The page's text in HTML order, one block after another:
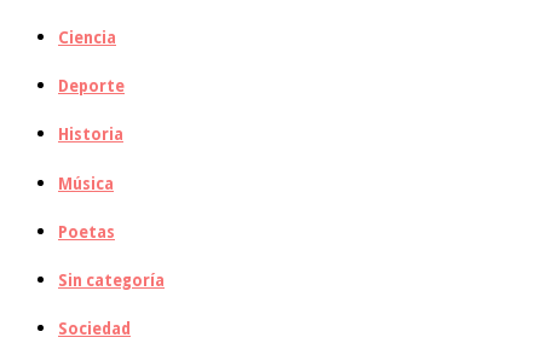
Ciencia
Deporte
Historia
Música
Poetas
Sin categoría
Sociedad